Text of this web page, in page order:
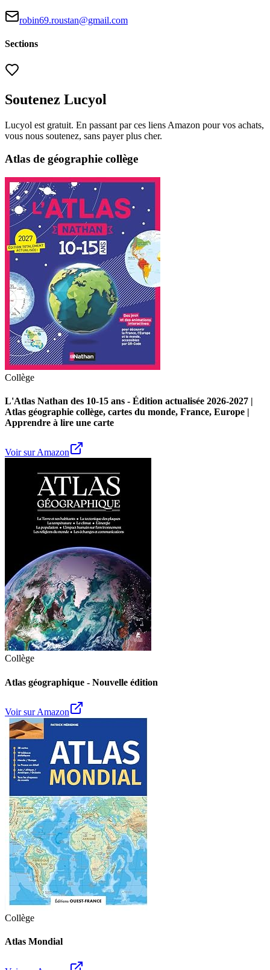
robin69.roustan@gmail.com
Sections
Soutenez Lucyol
Lucyol est gratuit. En passant par ces liens Amazon pour vos achats,
vous nous soutenez, sans payer plus cher.
Atlas de géographie collège
Collège
L'Atlas Nathan des 10-15 ans - Édition actualisée 2026-2027 |
Atlas géographie collège, cartes du monde, France, Europe |
Apprendre à lire une carte
Voir sur Amazon
Collège
Atlas géographique - Nouvelle édition
Voir sur Amazon
Collège
Atlas Mondial